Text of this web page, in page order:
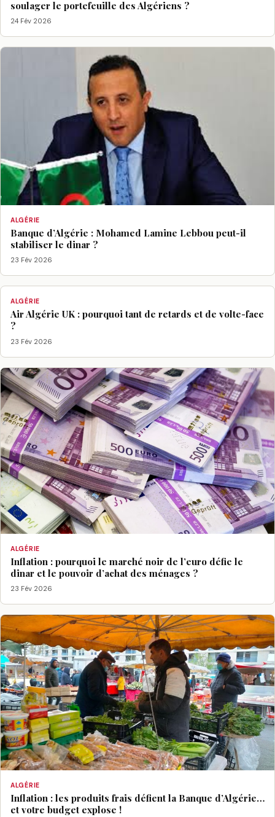
soulager le portefeuille des Algériens ?
24 Fév 2026
ALGÉRIE
Banque d’Algérie : Mohamed Lamine Lebbou peut-il
stabiliser le dinar ?
23 Fév 2026
ALGÉRIE
Air Algérie UK : pourquoi tant de retards et de volte-face
?
23 Fév 2026
ALGÉRIE
Inflation : pourquoi le marché noir de l’euro défie le
dinar et le pouvoir d’achat des ménages ?
23 Fév 2026
ALGÉRIE
Inflation : les produits frais défient la Banque d’Algérie…
et votre budget explose !